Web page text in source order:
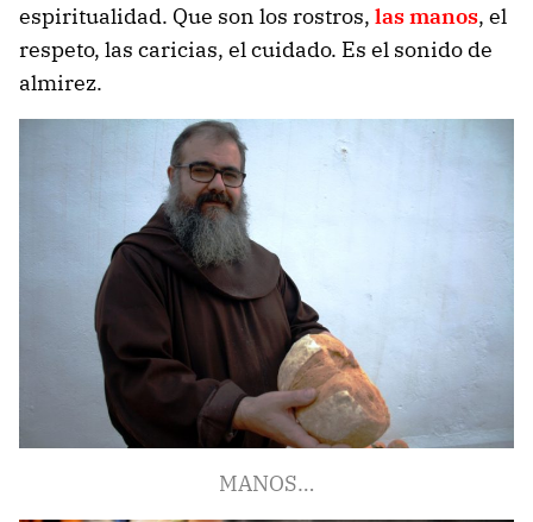
espiritualidad. Que son los rostros, las manos, el
respeto, las caricias, el cuidado. Es el sonido de
almirez.
MANOS…